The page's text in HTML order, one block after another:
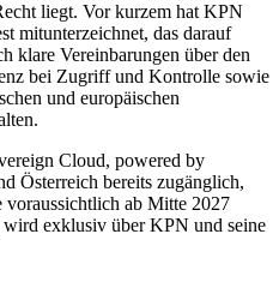
liegt. Vor kurzem hat KPN
mitunterzeichnet, das darauf
klare Vereinbarungen über den
bei Zugriff und Kontrolle sowie
und europäischen
Cloud, powered by
Österreich bereits zugänglich,
ab Mitte 2027
exklusiv über KPN und seine